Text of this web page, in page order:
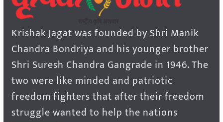
Krishak Jagat was founded by Shri Manik
Chandra Bondriya and his younger brother
Shri Suresh Chandra Gangrade in 1946. The
two were like minded and patriotic
freedom fighters that after their freedom
struggle wanted to help the nations